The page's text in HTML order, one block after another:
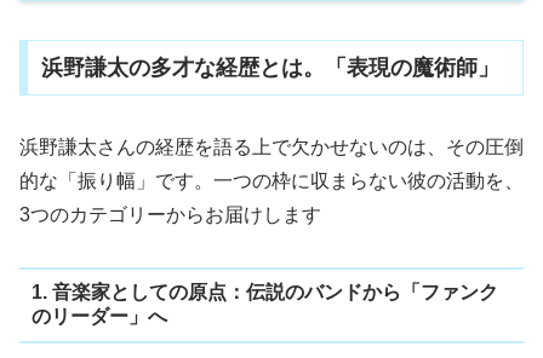
浜野謙太の多才な経歴とは。「表現の魔術師」
浜野謙太さんの経歴を語る上で欠かせないのは、その圧倒
的な「振り幅」です。一つの枠に収まらない彼の活動を、
3つのカテゴリーからお届けします
1. 音楽家としての原点：伝説のバンドから「ファンク
のリーダー」へ